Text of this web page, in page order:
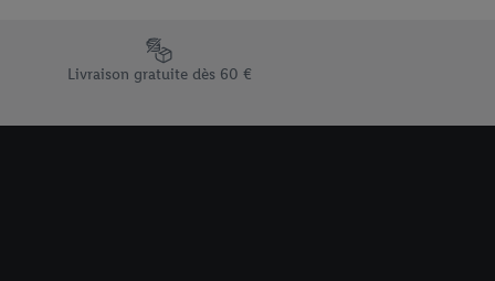
Élément du pied de page avec les différents arguments de
Livraison gratuite dès 60 €
informations sur la